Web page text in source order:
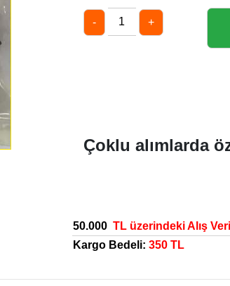
- +
Çoklu alımlarda
50.000TL üzerindeki Alış
Kargo Bedeli: 350 TL